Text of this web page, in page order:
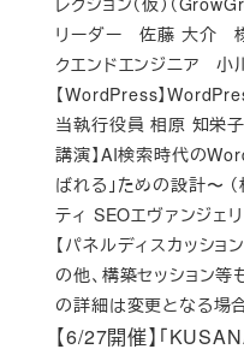
【6/27開催】「
リーダー 佐藤 大介 様
クエンドエンジニア
【WordPress】
当執行役員 相原 知栄
講演】AI検索時代の
ばれる」ための設計〜
ティ SEOエヴァンジェ
【パネルディスカッショ
の他、構築セッション等
の詳細は変更となる場